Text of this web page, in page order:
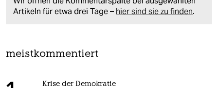
Artikeln für etwa drei Tage – hier sind sie zu finden.
meistkommentiert
Krise der Demokratie